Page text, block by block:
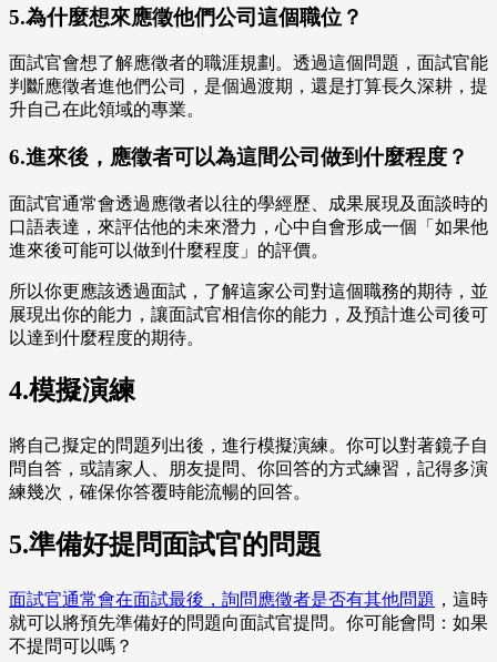
5.為什麼想來應徵他們公司這個職位？
面試官會想了解應徵者的職涯規劃。透過這個問題，面試官能
判斷應徵者進他們公司，是個過渡期，還是打算長久深耕，提
升自己在此領域的專業。
6.進來後，應徵者可以為這間公司做到什麼程度？
面試官通常會透過應徵者以往的學經歷、成果展現及面談時的
口語表達，來評估他的未來潛力，心中自會形成一個「如果他
進來後可能可以做到什麼程度」的評價。
所以你更應該透過面試，了解這家公司對這個職務的期待，並
展現出你的能力，讓面試官相信你的能力，及預計進公司後可
以達到什麼程度的期待。
4.模擬演練
將自己擬定的問題列出後，進行模擬演練。你可以對著鏡子自
問自答，或請家人、朋友提問、你回答的方式練習，記得多演
練幾次，確保你答覆時能流暢的回答。
5.準備好提問面試官的問題
面試官通常會在面試最後，詢問應徵者是否有其他問題 ， 這時
就可以將預先準備好的問題向面試官提問。你可能會問：如果
不提問可以嗎？